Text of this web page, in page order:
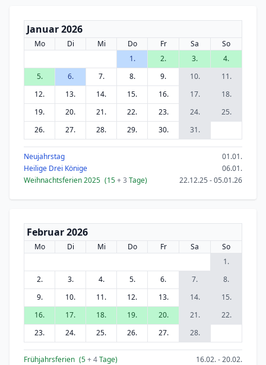
Januar 2026
Mo Di Mi Do Fr Sa
So
1.
2. 3.
4.
5.
6. 7. 8. 9. 10.
11.
12.
13. 14. 15. 16. 17.
18.
19.
20. 21. 22. 23. 24.
25.
26.
27. 28. 29. 30. 31.
Neujahrstag
01.01.
Heilige Drei Könige
06.01.
Weihnachtsferien 2025 (15+ 3 Tage) 22.12.25 - 05.01.26
Februar 2026
Mo Di Mi Do Fr Sa
So
1.
2.
3. 4. 5. 6. 7.
8.
9.
10. 11. 12. 13. 14.
15.
16.
17. 18. 19. 20. 21.
22.
23.
24. 25. 26. 27. 28.
Frühjahrsferien (5+ 4Tage) 16.02. - 20.02.